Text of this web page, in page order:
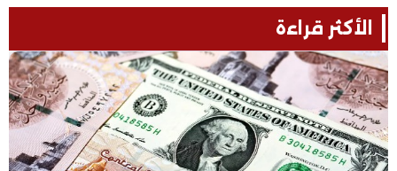
الأكثر قراءة